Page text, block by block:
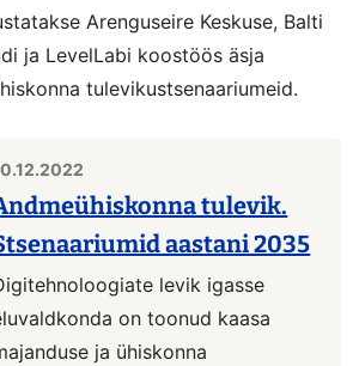
Arenguseire Keskuse, Balti
ja LevelLabi koostöös äsja
tulevikustsenaariumeid.
tulevik.
aastani 2035
levik igasse
on toonud kaasa
ja ühiskonna